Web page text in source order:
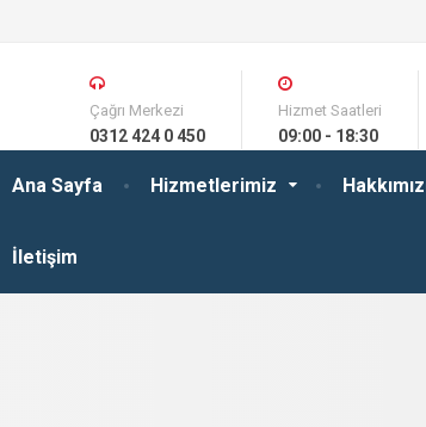
Ana Sayfa Hizmetlerimiz
İletişim
Çağrı Merkezi
0312 424 0 450
Hizmet Saatleri
09:00 - 18:30